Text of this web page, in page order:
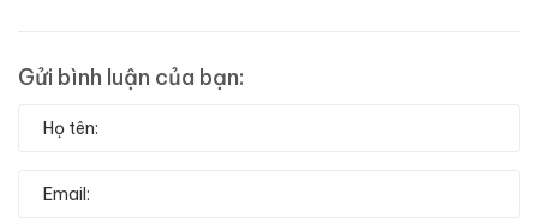
Gửi bình luận của bạn: